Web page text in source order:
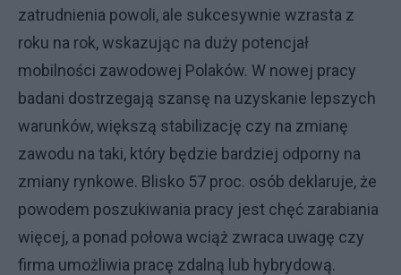
zatrudnienia powoli, ale sukcesywnie wzrasta z
roku na rok, wskazując na duży potencjał
mobilności zawodowej Polaków. W nowej pracy
badani dostrzegają szansę na uzyskanie lepszych
warunków, większą stabilizację czy na zmianę
zawodu na taki, który będzie bardziej odporny na
zmiany rynkowe. Blisko 57 proc. osób deklaruje, że
powodem poszukiwania pracy jest chęć zarabiania
więcej, a ponad połowa wciąż zwraca uwagę czy
firma umożliwia pracę zdalną lub hybrydową.